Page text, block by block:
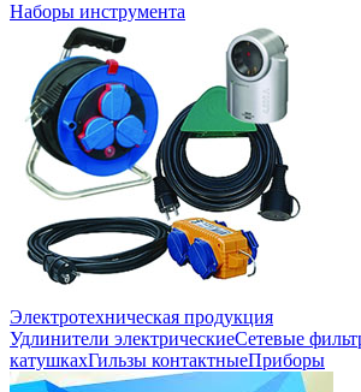
Наборы инструмента
Электротехническая продукция
Удлинители электрическиеСетевые
катушкахГильзы контактныеПриборы